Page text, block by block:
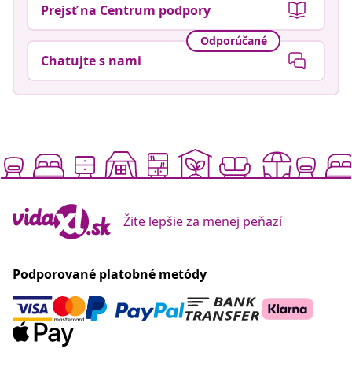
Prejsť na Centrum podpory
Odporúčané
Chatujte s nami
Žite lepšie za menej peňazí
Podporované platobné metódy